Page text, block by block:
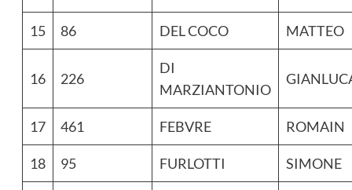
15 86 DEL COCO MATTEO
16 226
DI
MARZIANTONIO
17 461 FEBVRE ROMAIN
18 95 FURLOTTI SIMONE